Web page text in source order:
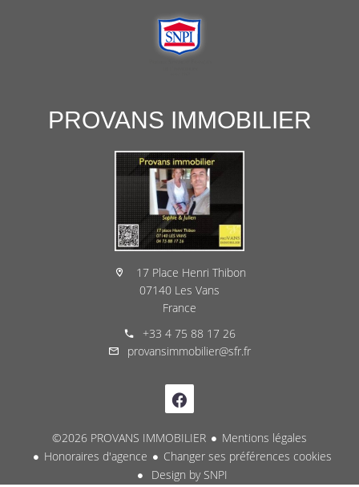
PROVANS IMMOBILIER
17 Place Henri Thibon
07140 Les Vans
France
+33 4 75 88 17 26
provansimmobilier@sfr.fr
©2026 PROVANS IMMOBILIER
Mentions légales
Honoraires d'agence
Changer ses préférences cookies
Design by SNPI